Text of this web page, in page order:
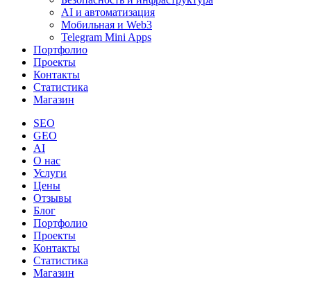
AI и автоматизация
Мобильная и Web3
Telegram Mini Apps
Портфолио
Проекты
Контакты
Статистика
Магазин
SEO
GEO
AI
О нас
Услуги
Цены
Отзывы
Блог
Портфолио
Проекты
Контакты
Статистика
Магазин